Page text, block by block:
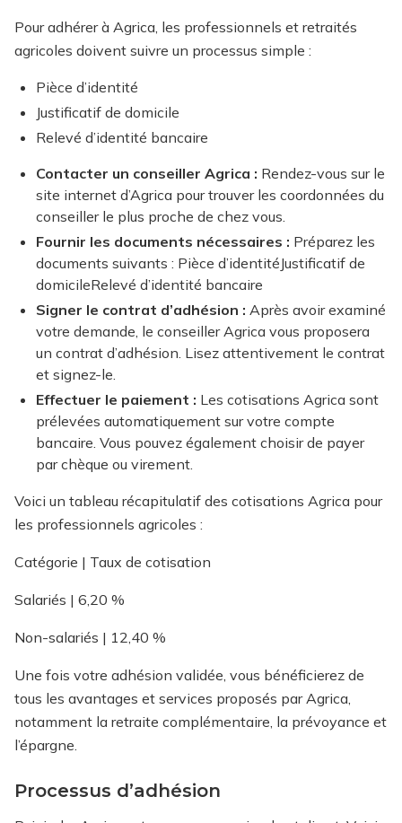
Pour adhérer à Agrica, les professionnels et retraités
agricoles doivent suivre un processus simple :
Pièce d’identité
Justificatif de domicile
Relevé d’identité bancaire
Contacter un conseiller Agrica : Rendez-vous sur le
site internet d’Agrica pour trouver les coordonnées du
conseiller le plus proche de chez vous.
Fournir les documents nécessaires : Préparez les
documents suivants : Pièce d’identitéJustificatif de
domicileRelevé d’identité bancaire
Signer le contrat d’adhésion : Après avoir examiné
votre demande, le conseiller Agrica vous proposera
un contrat d’adhésion. Lisez attentivement le contrat
et signez-le.
Effectuer le paiement : Les cotisations Agrica sont
prélevées automatiquement sur votre compte
bancaire. Vous pouvez également choisir de payer
par chèque ou virement.
Voici un tableau récapitulatif des cotisations Agrica pour
les professionnels agricoles :
Catégorie | Taux de cotisation
Salariés | 6,20 %
Non-salariés | 12,40 %
Une fois votre adhésion validée, vous bénéficierez de
tous les avantages et services proposés par Agrica,
notamment la retraite complémentaire, la prévoyance et
l’épargne.
Processus d’adhésion